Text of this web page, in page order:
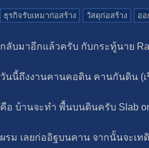
ธุรกิจรับเหมาก่อสร้าง วัสดุก่อสร้าง ออ
กลับมาอีกแล้วครับ กับกระทู้นาย
วันนี้ถึงงานคานคอดิน คานกันดิน (
คือ บ้านจะทำ พื้นบนดินครับ Slab
ผรม เลยก่ออิฐบนคาน จากนั้นจะเท